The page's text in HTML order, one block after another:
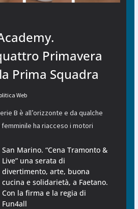
Primavera
Prima Squadra
Web
B è all’orizzonte e da qualche
ha riacceso i motori
San Marino. “Cena Tramonto &
Live” una serata di
divertimento, arte, buona
cucina e solidarietà, a Faetano.
Con la firma e la regia di
Fun4all